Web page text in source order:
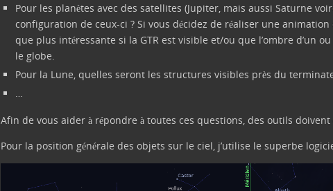
Pour les planètes avec des satellites (Jupiter, mais aussi Saturne
configuration de ceux-ci ? Si vous décidez de réaliser une
que plus intéressante si la GTR est visible et/ou que l’ombre d’un
le globe.
Pour la Lune, quelles seront les structures visibles près du
Afin de vous aider à répondre à toutes ces questions, des outils doivent
Pour la position générale des objets sur le ciel, j’utilise le superbe